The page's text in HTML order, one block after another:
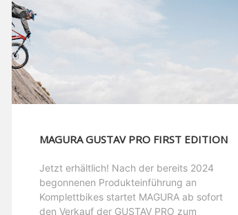
MAGURA GUSTAV PRO FIRST EDITION
Jetzt erhältlich! Nach der bereits 2024
begonnenen Produkteinführung an
Komplettbikes startet MAGURA ab sofort
den Verkauf der GUSTAV PRO zum